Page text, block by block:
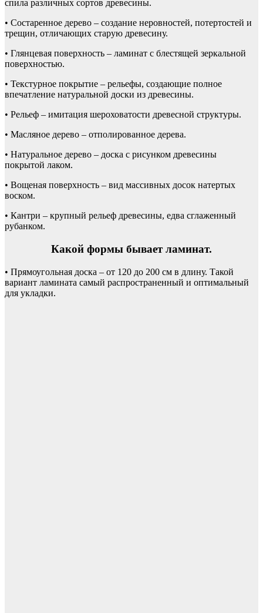
спила различных сортов древесины.
• Состаренное дерево – создание неровностей, потертостей и
трещин, отличающих старую древесину.
• Глянцевая поверхность – ламинат с блестящей зеркальной
поверхностью.
• Текстурное покрытие – рельефы, создающие полное
впечатление натуральной доски из древесины.
• Рельеф – имитация шероховатости древесной структуры.
• Масляное дерево – отполированное дерева.
• Натуральное дерево – доска с рисунком древесины
покрытой лаком.
• Вощеная поверхность – вид массивных досок натертых
воском.
• Кантри – крупный рельеф древесины, едва сглаженный
рубанком.
Какой формы бывает ламинат.
• Прямоугольная доска – от 120 до 200 см в длину. Такой
вариант ламината самый распространенный и оптимальный
для укладки.